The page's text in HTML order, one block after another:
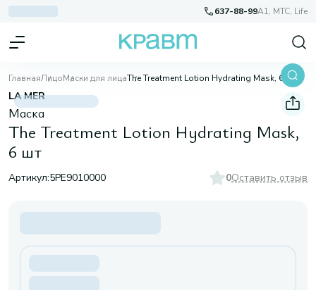
637-88-99A1, МТС, Life
ГлавнаяЛицоМаски для лицаThe Treatment Lotion Hydrating Mask, 6 шт
LA MER
Маска
The Treatment Lotion Hydrating Mask,
6 шт
Артикул:5PE9010000 0Оставить отзыв